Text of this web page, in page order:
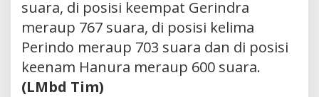
suara, di posisi keempat Gerindra
meraup 767 suara, di posisi kelima
Perindo meraup 703 suara dan di posisi
keenam Hanura meraup 600 suara.
(LMbd Tim)